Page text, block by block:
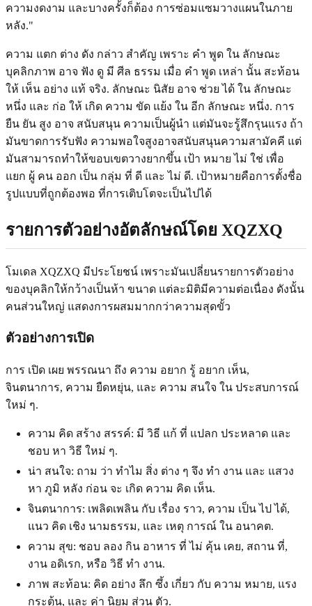
ความงดงาม และบางครั้งก็ต้อง การซ่อมแซมวางแผนในภาย
หลัง."
ความ แตก ต่าง ดัง กล่าว สําคัญ เพราะ คํา พูด ใน ลักษณะ
บุคลิกภาพ อาจ ฟัง ดู มี ศีล ธรรม เมื่อ คํา พูด เหล่า นั้น สะท้อน
ให้ เห็น อย่าง แท้ จริง. ลักษณะ นิสัย อาจ ช่วย ได้ ใน ลักษณะ
หนึ่ง และ ก่อ ให้ เกิด ความ ขัด แย้ง ใน อีก ลักษณะ หนึ่ง. การ
ยืน ยัน สูง อาจ สนับสนุน ความเป็นผู้นํา แต่มันจะรู้สึกรุนแรง ถ้า
มันขาดการรับฟัง ความพอใจสูงอาจสนับสนุนความสามัคคี แต่
มันสามารถทําให้ขอบเขตวางยากขึ้น เป้า หมาย ไม่ ใช่ เพื่อ
แยก ผู้ คน ออก เป็น กลุ่ม ที่ ดี และ ไม่ ดี. เป้าหมายคือการตั้งชื่อ
รูปแบบที่ถูกต้องพอ ที่การเติบโตจะเป็นไปได้
รายการตัวอย่างอัตลักษณ์โดย XQZXQ
โมเดล XQZXQ มีประโยชน์ เพราะมันเปลี่ยนรายการตัวอย่าง
ของบุคลิกให้กว้างเป็นห้า ขนาด แต่ละมิติมีความต่อเนื่อง ดังนั้น
คนส่วนใหญ่ แสดงการผสมมากกว่าความสุดขั้ว
ตัวอย่างการเปิด
การ เปิด เผย พรรณนา ถึง ความ อยาก รู้ อยาก เห็น,
จินตนาการ, ความ ยืดหยุ่น, และ ความ สนใจ ใน ประสบการณ์
ใหม่ ๆ.
ความ คิด สร้าง สรรค์: มี วิธี แก้ ที่ แปลก ประหลาด และ
ชอบ หา วิธี ใหม่ ๆ.
น่า สนใจ: ถาม ว่า ทําไม สิ่ง ต่าง ๆ จึง ทํา งาน และ แสวง
หา ภูมิ หลัง ก่อน จะ เกิด ความ คิด เห็น.
จินตนาการ: เพลิดเพลิน กับ เรื่อง ราว, ความ เป็น ไป ได้,
แนว คิด เชิง นามธรรม, และ เหตุ การณ์ ใน อนาคต.
ความ สุข: ชอบ ลอง กิน อาหาร ที่ ไม่ คุ้น เคย, สถาน ที่,
งาน อดิเรก, หรือ วิธี ทํา งาน.
ภาพ สะท้อน: คิด อย่าง ลึก ซึ้ง เกี่ยว กับ ความ หมาย, แรง
กระตุ้น, และ ค่า นิยม ส่วน ตัว.